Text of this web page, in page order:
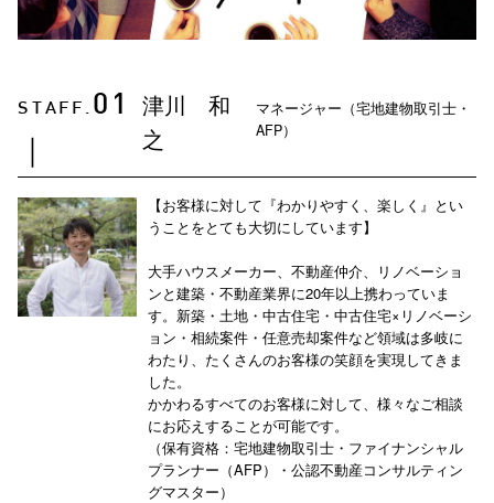
STAFF. 01
津川 和
之
マネージャー（宅地建物取引士・
AFP）
【お客様に対して『わかりやすく、楽しく』とい
うことをとても大切にしています】
大手ハウスメーカー、不動産仲介、リノベーショ
ンと建築・不動産業界に20年以上携わっていま
す。新築・土地・中古住宅・中古住宅×リノベーシ
ョン・相続案件・任意売却案件など領域は多岐に
わたり、たくさんのお客様の笑顔を実現してきま
した。
かかわるすべてのお客様に対して、様々なご相談
にお応えすることが可能です。
（保有資格：宅地建物取引士・ファイナンシャル
プランナー（AFP）・公認不動産コンサルティン
グマスター）